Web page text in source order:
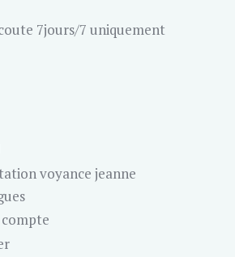
7jours/7 uniquement
voyance jeanne